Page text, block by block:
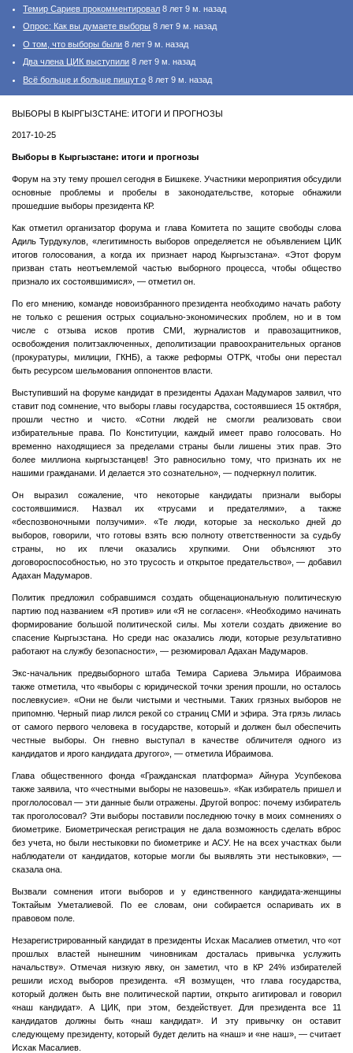
Темир Сариев прокомментировал 8 лет 9 м. назад
Опрос: Как вы думаете выборы 8 лет 9 м. назад
О том, что выборы были 8 лет 9 м. назад
Два члена ЦИК выступили 8 лет 9 м. назад
Всё больше и больше пишут о 8 лет 9 м. назад
ВЫБОРЫ В КЫРГЫЗСТАНЕ: ИТОГИ И ПРОГНОЗЫ
2017-10-25
Выборы в Кыргызстане: итоги и прогнозы
Форум на эту тему прошел сегодня в Бишкеке. Участники мероприятия обсудили
основные проблемы и пробелы в законодательстве, которые обнажили
прошедшие выборы президента КР.
Как отметил организатор форума и глава Комитета по защите свободы слова
Адиль Турдукулов, «легитимность выборов определяется не объявлением ЦИК
итогов голосования, а когда их признает народ Кыргызстана». «Этот форум
призван стать неотъемлемой частью выборного процесса, чтобы общество
признало их состоявшимися», — отметил он.
По его мнению, команде новоизбранного президента необходимо начать работу
не только с решения острых социально-экономических проблем, но и в том
числе с отзыва исков против СМИ, журналистов и правозащитников,
освобождения политзаключенных, деполитизации правоохранительных органов
(прокуратуры, милиции, ГКНБ), а также реформы ОТРК, чтобы они перестал
быть ресурсом шельмования оппонентов власти.
Выступивший на форуме кандидат в президенты Адахан Мадумаров заявил, что
ставит под сомнение, что выборы главы государства, состоявшиеся 15 октября,
прошли честно и чисто. «Сотни людей не смогли реализовать свои
избирательные права. По Конституции, каждый имеет право голосовать. Но
временно находящиеся за пределами страны были лишены этих прав. Это
более миллиона кыргызстанцев! Это равносильно тому, что признать их не
нашими гражданами. И делается это сознательно», — подчеркнул политик.
Он выразил сожаление, что некоторые кандидаты признали выборы
состоявшимися. Назвал их «трусами и предателями», а также
«беспозвоночными ползучими». «Те люди, которые за несколько дней до
выборов, говорили, что готовы взять всю полноту ответственности за судьбу
страны, но их плечи оказались хрупкими. Они объясняют это
договороспособностью, но это трусость и открытое предательство», — добавил
Адахан Мадумаров.
Политик предложил собравшимся создать общенациональную политическую
партию под названием «Я против» или «Я не согласен». «Необходимо начинать
формирование большой политической силы. Мы хотели создать движение во
спасение Кыргызстана. Но среди нас оказались люди, которые результативно
работают на службу безопасности», — резюмировал Адахан Мадумаров.
Экс-начальник предвыборного штаба Темира Сариева Эльмира Ибраимова
также отметила, что «выборы с юридической точки зрения прошли, но осталось
послевкусие». «Они не были чистыми и честными. Таких грязных выборов не
припомню. Черный пиар лился рекой со страниц СМИ и эфира. Эта грязь лилась
от самого первого человека в государстве, который и должен был обеспечить
честные выборы. Он гневно выступал в качестве обличителя одного из
кандидатов и ярого кандидата другого», — отметила Ибраимова.
Глава общественного фонда «Гражданская платформа» Айнура Усупбекова
также заявила, что «честными выборы не назовешь». «Как избиратель пришел и
проглолосовал — эти данные были отражены. Другой вопрос: почему избиратель
так проголосовал? Эти выборы поставили последнюю точку в моих сомнениях о
биометрике. Биометрическая регистрация не дала возможность сделать вброс
без учета, но были нестыковки по биометрике и АСУ. Не на всех участках были
наблюдатели от кандидатов, которые могли бы выявлять эти нестыковки», —
сказала она.
Вызвали сомнения итоги выборов и у единственного кандидата-женщины
Токтайым Уметалиевой. По ее словам, они собирается оспаривать их в
правовом поле.
Незарегистрированный кандидат в президенты Исхак Масалиев отметил, что «от
прошлых властей нынешним чиновникам досталась привычка услужить
начальству». Отмечая низкую явку, он заметил, что в КР 24% избирателей
решили исход выборов президента. «Я возмущен, что глава государства,
который должен быть вне политической партии, открыто агитировал и говорил
«наш кандидат». А ЦИК, при этом, бездействует. Для президента все 11
кандидатов должны быть «наш кандидат». И эту привычку он оставит
следующему президенту, который будет делить на «наш» и «не наш», — считает
Исхак Масалиев.